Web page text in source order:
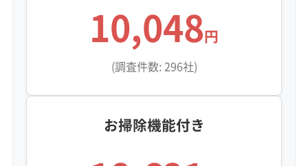
古い団地での注意点： 昔ながらの団地も多
く、気密性が低いことでかえって湿気が壁際
に溜まり、結露しやすい建物も見られます。
これがエアコン内部のカビを増やす原因にな
ることもあります。
都市と自然が混在する汚れ（緑区）
10,048円
(調査件数: 296社)
お掃除機能付き